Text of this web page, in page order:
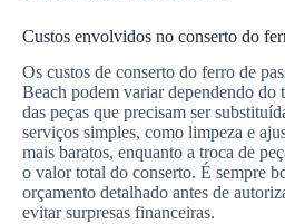
Custos envolvidos no conserto do
Os custos de conserto do ferro de
Beach podem variar dependendo do
das peças que precisam ser
serviços simples, como limpeza e
mais baratos, enquanto a troca de
o valor total do conserto. É sempre
orçamento detalhado antes de
evitar surpresas financeiras.